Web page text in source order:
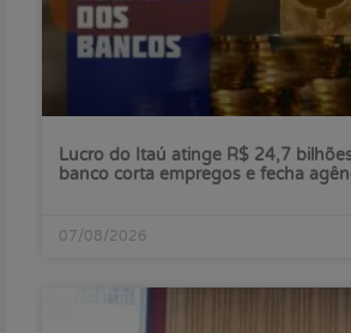
Lucro do Itaú atinge R$ 24,7
banco corta empregos e fecha
07/08/2026